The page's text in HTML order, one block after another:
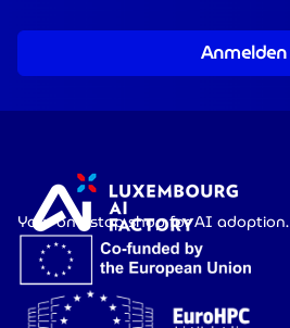
Anmelden
Your one-stop shop for AI adoption.